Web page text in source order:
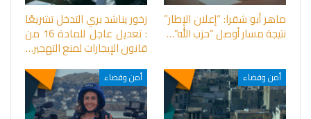
ماهر أبو شقرا: “إعلان الإطار”
نتيجة مسار أوصل “حزب الله”…
زخور يناشد بري التدخل تشريعًا
: تعديل عاجل للمادة 16 من
قانون الإيجارات لمنع التهجير…
أمن وقضاء أمن وقضاء